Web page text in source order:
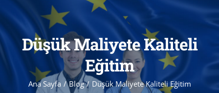
Düşük Maliyete Kaliteli
Eğitim
Ana Sayfa Blog Düşük Maliyete Kaliteli Eğitim